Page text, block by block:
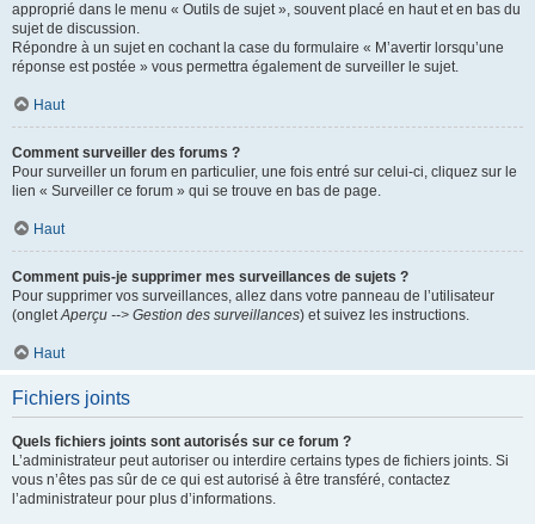
approprié dans le menu « Outils de sujet », souvent placé en haut et en bas du
sujet de discussion.
Répondre à un sujet en cochant la case du formulaire « M’avertir lorsqu’une
réponse est postée » vous permettra également de surveiller le sujet.
Haut
Comment surveiller des forums ?
Pour surveiller un forum en particulier, une fois entré sur celui-ci, cliquez sur le
lien « Surveiller ce forum » qui se trouve en bas de page.
Haut
Comment puis-je supprimer mes surveillances de sujets ?
Pour supprimer vos surveillances, allez dans votre panneau de l’utilisateur
(ongletAperçu --> Gestion des surveillances) et suivez les instructions.
Haut
Fichiers joints
Quels fichiers joints sont autorisés sur ce forum ?
L’administrateur peut autoriser ou interdire certains types de fichiers joints. Si
vous n’êtes pas sûr de ce qui est autorisé à être transféré, contactez
l’administrateur pour plus d’informations.